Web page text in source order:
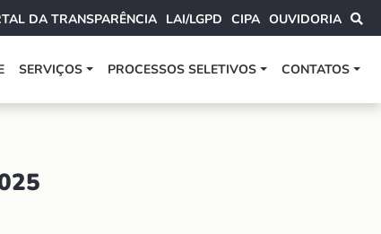
DA TRANSPARÊNCIA LAI/LGPD CIPA OUVIDORIA
SERVIÇOS PROCESSOS SELETIVOS CONTATOS